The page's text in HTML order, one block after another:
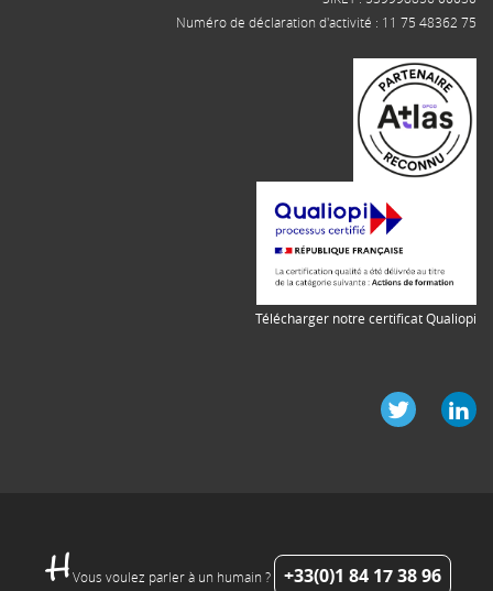
Numéro de déclaration d'activité : 11 75 48362 75
Télécharger notre certificat Qualiopi
Vous voulez parler à un humain ? +33(0)1 84 17 38 96